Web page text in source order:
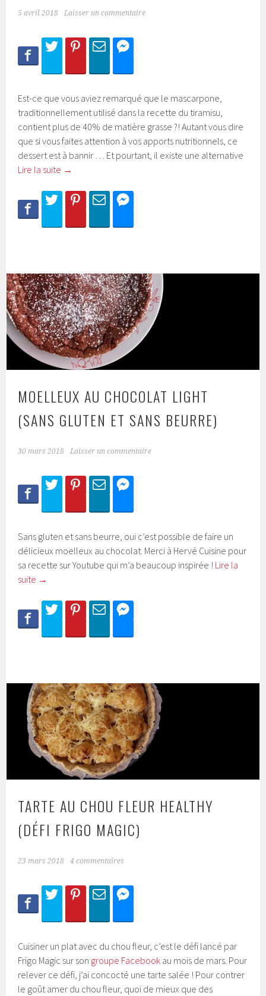
5 avril 2018 Laisser un commentaire
Est-ce que vous aviez remarqué que le mascarpone,
traditionnellement utilisé dans la recette du tiramisu,
contient plus de 40% de matière grasse ?! Autant vous dire
que si vous faites attention à vos apports nutritionnels, ce
dessert est à bannir … Et pourtant, il existe une alternative
Lire la suite →
MOELLEUX AU CHOCOLAT LIGHT
(SANS GLUTEN ET SANS BEURRE)
30 mars 2018 Laisser un commentaire
Sans gluten et sans beurre, oui c’est possible de faire un
délicieux moelleux au chocolat. Merci à Hervé Cuisine pour
sa recette sur Youtube qui m’a beaucoup inspirée ! Lire la
suite →
TARTE AU CHOU FLEUR HEALTHY
(DÉFI FRIGO MAGIC)
23 mars 2018 4 commentaires
Cuisiner un plat avec du chou fleur, c’est le défi lancé par
Frigo Magic sur son groupe Facebook au mois de mars. Pour
relever ce défi, j’ai concocté une tarte salée ! Pour contrer
le goût amer du chou fleur, quoi de mieux que des